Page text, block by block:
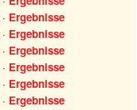
· Ergebnisse
· Ergebnisse
· Ergebnisse
· Ergebnisse
· Ergebnisse
· Ergebnisse